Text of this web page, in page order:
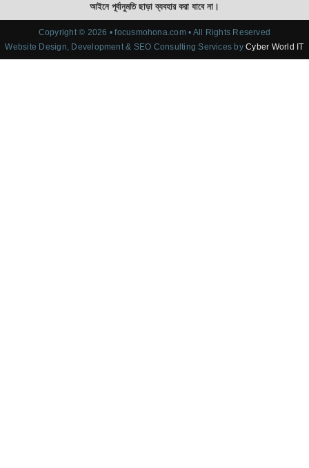
আইনে পূর্বানুমতি ছাড়া ব্যবহার করা যাবে না।
Copyright © 2026 • focusmohona.com • All Rights Reserved
Website Design, Development & SEO Consulting Services byCyber World IT